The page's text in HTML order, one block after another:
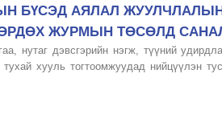
БҮСЭД АЯЛАЛ
ЖУРМЫН ТӨСӨЛД
нутаг дэвсгэрийн нэгж, түүний
хууль тогтоомжуудад нийцүүлэн